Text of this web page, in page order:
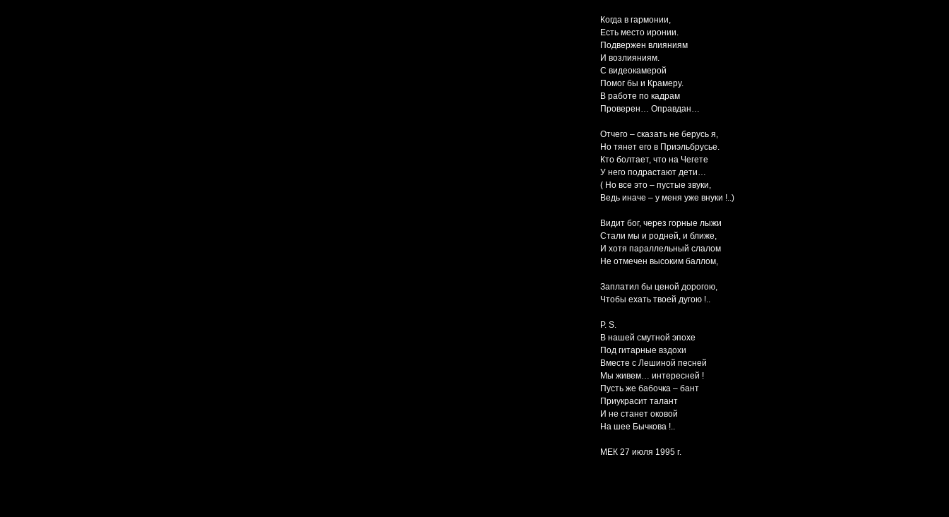
Когда в гармонии,
Есть место иронии.
Подвержен влияниям
И возлияниям.
С видеокамерой
Помог бы и Крамеру.
В работе по кадрам
Проверен… Оправдан…
Отчего – сказать не берусь я,
Но тянет его в Приэльбрусье.
Кто болтает, что на Чегете
У него подрастают дети…
( Но все это – пустые звуки,
Ведь иначе – у меня уже внуки !..)
Видит бог, через горные лыжи
Стали мы и родней, и ближе,
И хотя параллельный слалом
Не отмечен высоким баллом,
Заплатил бы ценой дорогою,
Чтобы ехать твоей дугою !..
P. S.
В нашей смутной эпохе
Под гитарные вздохи
Вместе с Лешиной песней
Мы живем… интересней !
Пусть же бабочка – бант
Приукрасит талант
И не станет оковой
На шее Бычкова !..
МЕК 27 июля 1995 г.